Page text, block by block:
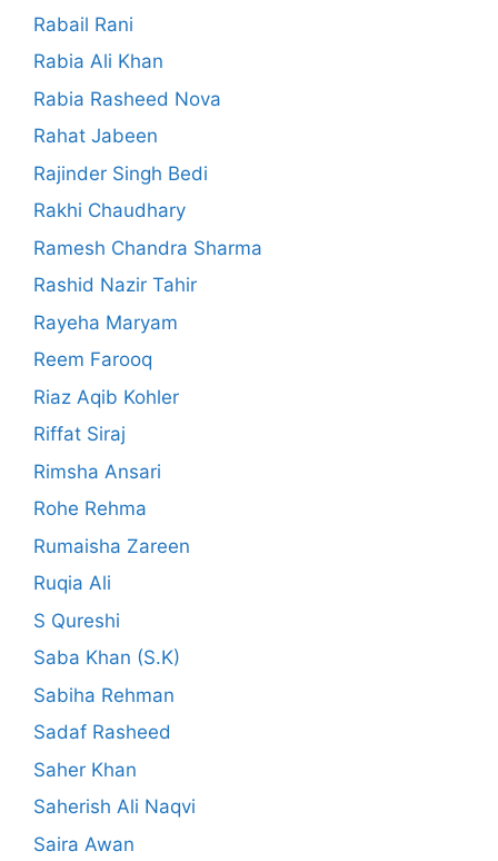
Rabail Rani
Rabia Ali Khan
Rabia Rasheed Nova
Rahat Jabeen
Rajinder Singh Bedi
Rakhi Chaudhary
Ramesh Chandra Sharma
Rashid Nazir Tahir
Rayeha Maryam
Reem Farooq
Riaz Aqib Kohler
Riffat Siraj
Rimsha Ansari
Rohe Rehma
Rumaisha Zareen
Ruqia Ali
S Qureshi
Saba Khan (S.K)
Sabiha Rehman
Sadaf Rasheed
Saher Khan
Saherish Ali Naqvi
Saira Awan